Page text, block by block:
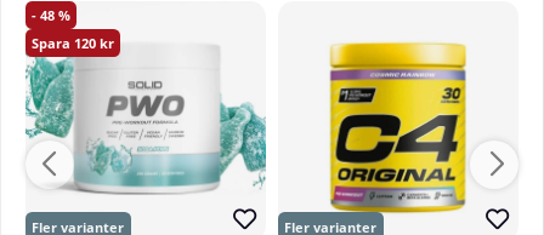
48
120